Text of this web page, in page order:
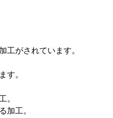
工がされています。
す。
。
加工。